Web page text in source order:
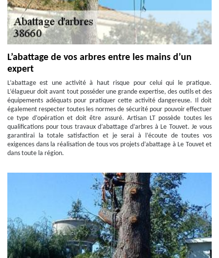
L’abattage de vos arbres entre les mains d’un
expert
L’abattage est une activité à haut risque pour celui qui le pratique.
L’élagueur doit avant tout posséder une grande expertise, des outils et des
équipements adéquats pour pratiquer cette activité dangereuse. Il doit
également respecter toutes les normes de sécurité pour pouvoir effectuer
ce type d’opération et doit être assuré. Artisan LT possède toutes les
qualifications pour tous travaux d’abattage d’arbres à Le Touvet. Je vous
garantirai la totale satisfaction et je serai à l’écoute de toutes vos
exigences dans la réalisation de tous vos projets d’abattage à Le Touvet et
dans toute la région.